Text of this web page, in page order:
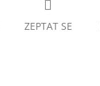
ZEPTAT SE